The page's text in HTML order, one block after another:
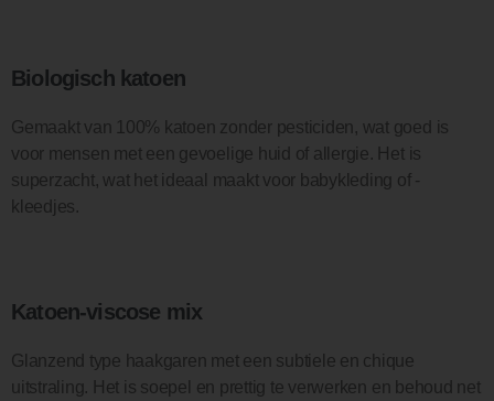
Biologisch katoen
Gemaakt van 100% katoen zonder pesticiden, wat goed is
voor mensen met een gevoelige huid of allergie. Het is
superzacht, wat het ideaal maakt voor babykleding of -
kleedjes.
Katoen-viscose mix
Glanzend type haakgaren met een subtiele en chique
uitstraling. Het is soepel en prettig te verwerken en behoud net